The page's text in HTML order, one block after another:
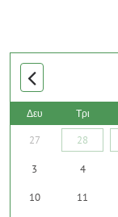
Δευ Τρι
27 28
3 4
10 11